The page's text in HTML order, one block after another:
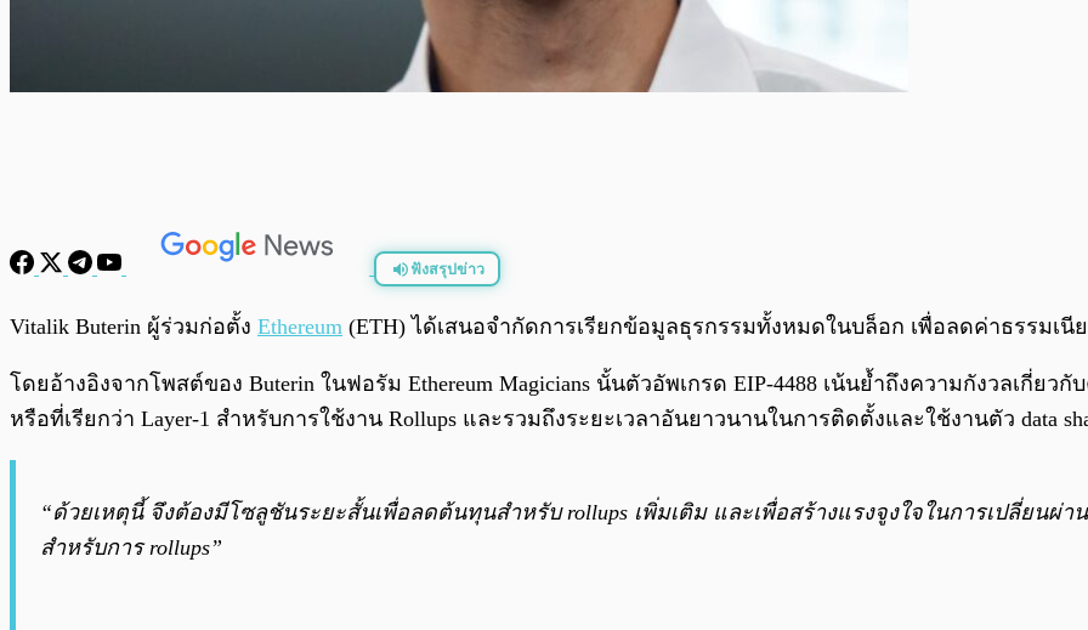
ฟังสรุปข่าว
พร้อมเล่น
Vitalik Buterin ผู้ร่วมก่อตั้ง Ethereum (ETH) ได้เสนอจำกัดการเรียกข้อมูลธุรกรรมทั้งหมดในบล็อก เพื่อลดค่าธรรมเ
โดยอ้างอิงจากโพสต์ของ Buterin ในฟอรัม Ethereum Magicians นั้นตัวอัพเกรด EIP-4488 เน้นย้ำถึงความกังวลเกี่ย
หรือที่เรียกว่า Layer-1 สำหรับการใช้งาน Rollups และรวมถึงระยะเวลาอันยาวนานในการติดตั้งและใช้งานตัว data
“ด้วยเหตุนี้ จึงต้องมีโซลูชันระยะสั้นเพื่อลดต้นทุนสำหรับ rollups เพิ่มเติม และเพื่อสร้างแรงจูงใจในการเปลี่ยนผ่า
สำหรับการ rollups”